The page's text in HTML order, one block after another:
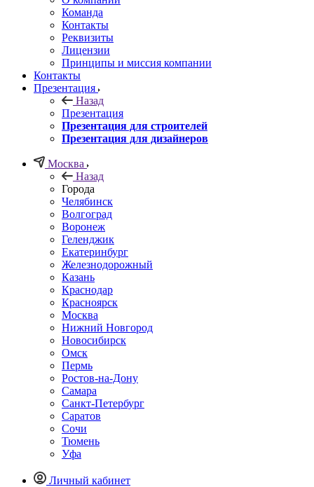
Команда
Контакты
Реквизиты
Лицензии
Принципы и миссия компании
Контакты
Презентация
Назад
Презентация
Презентация для строителей
Презентация для дизайнеров
Москва
Назад
Города
Челябинск
Волгоград
Воронеж
Геленджик
Екатеринбург
Железнодорожный
Казань
Краснодар
Красноярск
Москва
Нижний Новгород
Новосибирск
Омск
Пермь
Ростов-на-Дону
Самара
Санкт-Петербург
Саратов
Сочи
Тюмень
Уфа
Личный кабинет